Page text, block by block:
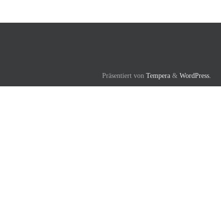
Präsentiert von Tempera & WordPress.